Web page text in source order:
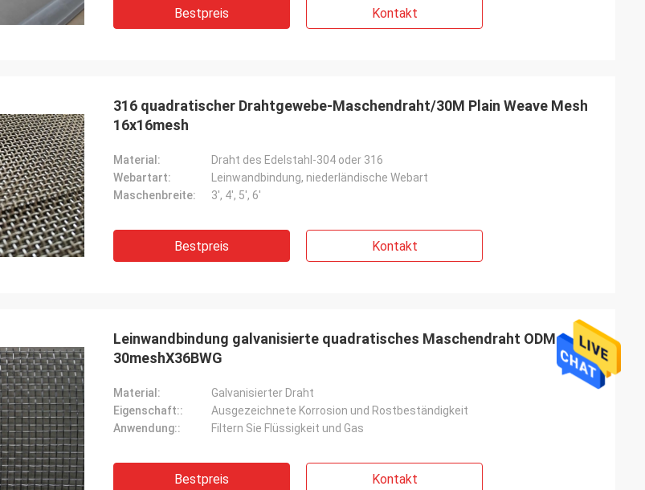
Bestpreis Kontakt
316 quadratischer Drahtgewebe-Maschendraht/30M Plain Weave Mesh
16x16mesh
Material:
Draht des Edelstahl-304 oder 316
Webartart:
Leinwandbindung, niederländische Webart
Maschenbreite:
3', 4', 5', 6'
Bestpreis Kontakt
Leinwandbindung galvanisierte quadratisches Maschendraht ODM
30meshX36BWG
Material:
Galvanisierter Draht
Eigenschaft::
Ausgezeichnete Korrosion und Rostbeständigkeit
Anwendung::
Filtern Sie Flüssigkeit und Gas
Bestpreis Kontakt